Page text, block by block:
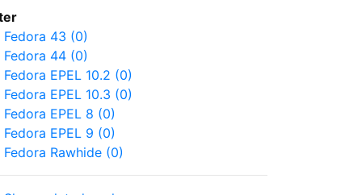
Fedora 43 (0)
Fedora 44 (0)
Fedora EPEL 10.2 (0)
Fedora EPEL 10.3 (0)
Fedora EPEL 8 (0)
Fedora EPEL 9 (0)
Fedora Rawhide (0)